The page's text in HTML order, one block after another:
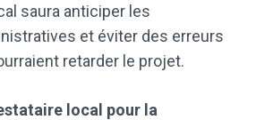
saura anticiper les
et éviter des erreurs
retarder le projet.
local pour la